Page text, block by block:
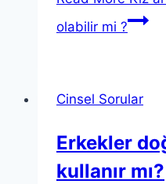
olabilir mi ?
Cinsel Sorular
Erkekler
kullanır mı?